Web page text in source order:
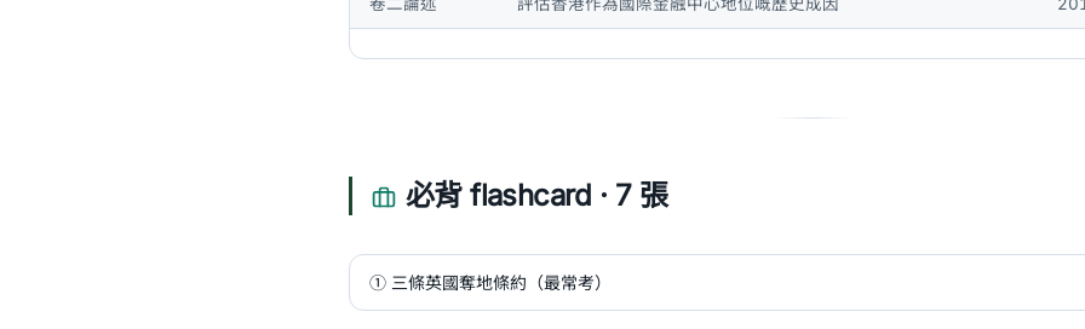
必背 flashcard · 7 張
① 三條英國奪地條約（最常考）